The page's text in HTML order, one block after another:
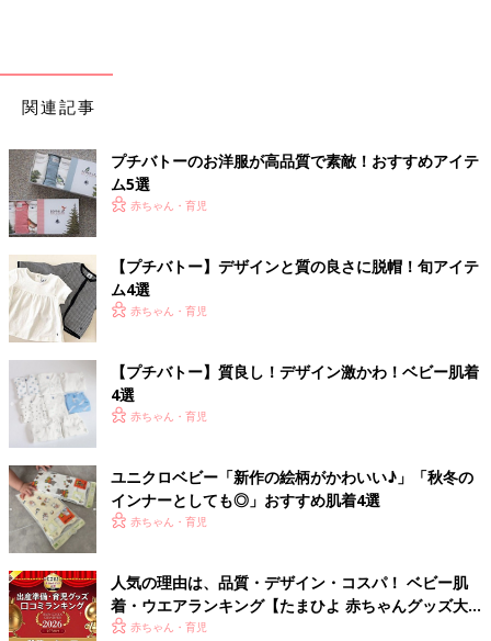
関連記事
プチバトーのお洋服が高品質で素敵！おすすめアイテ
ム5選
赤ちゃん・育児
【プチバトー】デザインと質の良さに脱帽！旬アイテ
ム4選
赤ちゃん・育児
【プチバトー】質良し！デザイン激かわ！ベビー肌着
4選
赤ちゃん・育児
ユニクロベビー「新作の絵柄がかわいい♪」「秋冬の
インナーとしても◎」おすすめ肌着4選
赤ちゃん・育児
人気の理由は、品質・デザイン・コスパ！ ベビー肌
着・ウエアランキング【たまひよ 赤ちゃんグッズ大
賞2026】
赤ちゃん・育児